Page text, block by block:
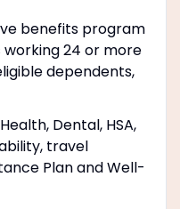
benefits program
24 or more
dependents,
Dental, HSA,
travel
Plan and Well-